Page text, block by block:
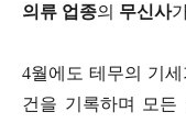
의류 업종의 무신사
4월에도 테무의 기
건을 기록하며 모든